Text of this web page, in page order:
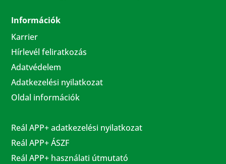
Információk
Karrier
Hírlevél feliratkozás
Adatvédelem
Adatkezelési nyilatkozat
Oldal információk
Reál APP+ adatkezelési nyilatkozat
Reál APP+ ÁSZF
Reál APP+ használati útmutató